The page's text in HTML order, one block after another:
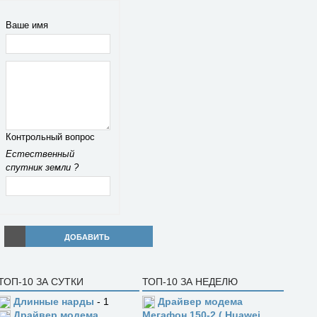
Ваше имя
Контрольный вопрос
Естественный
спутник земли ?
ДОБАВИТЬ
10 ЗА СУТКИ
Длинные нарды - 1
ТОП-10 ЗА НЕДЕЛЮ
Драйвер модема